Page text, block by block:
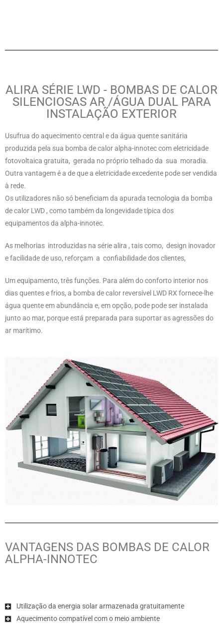
ALIRA SÉRIE LWD - BOMBAS DE CALOR
SILENCIOSAS AR /ÁGUA DUAL PARA
INSTALAÇÃO EXTERIOR
Usufrua do aquecimento central e da água quente sanitária
produzida pela sua bomba de calor alpha-innotec com eletricidade
fotovoltaica gratuita, gerada no próprio telhado da sua moradia.
Outra vantagem é a de que a eletricidade excedente pode ser vendida
à rede.
Os utilizadores não só beneficiam da apurada tecnologia da bomba
de calor LWD , como também da longevidade típica dos
equipamentos da alpha-innotec.
As melhorias introduzidas na série alira , tais como, design inovador
e facilidade de uso, reforçam a confiabilidade dos clientes,
Um equipamento, três funções. Para além do conforto interior nos
dias quentes e frios, a bomba de calor reversível LWD RX fornece-lhe
água quente em abundância e, em opção, pode pode ser instalada
junto ao mar, porque está preparada para suportar as agressões do
ar marítimo.
VANTAGENS DAS BOMBAS DE CALOR
ALPHA-INNOTEC
Utilização da energia solar armazenada gratuitamente
Aquecimento compatível com o meio ambiente